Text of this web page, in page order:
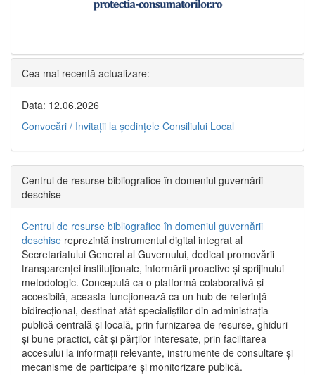
Cea mai recentă actualizare:
Data: 12.06.2026
Convocări / Invitaţii la şedinţele Consiliului Local
Centrul de resurse bibliografice în domeniul guvernării
deschise
Centrul de resurse bibliografice în domeniul guvernării
deschise reprezintă instrumentul digital integrat al
Secretariatului General al Guvernului, dedicat promovării
transparenței instituționale, informării proactive și sprijinului
metodologic. Concepută ca o platformă colaborativă și
accesibilă, aceasta funcționează ca un hub de referință
bidirecțional, destinat atât specialiștilor din administrația
publică centrală și locală, prin furnizarea de resurse, ghiduri
și bune practici, cât și părților interesate, prin facilitarea
accesului la informații relevante, instrumente de consultare și
mecanisme de participare și monitorizare publică.